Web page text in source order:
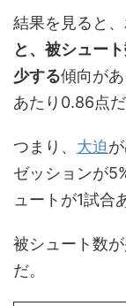
結果を見ると、
と、被シュー
少する傾向が
あたり0.86点だ
つまり、 大迫
ゼッションが
ュートが1試合
被シュート数
だ。